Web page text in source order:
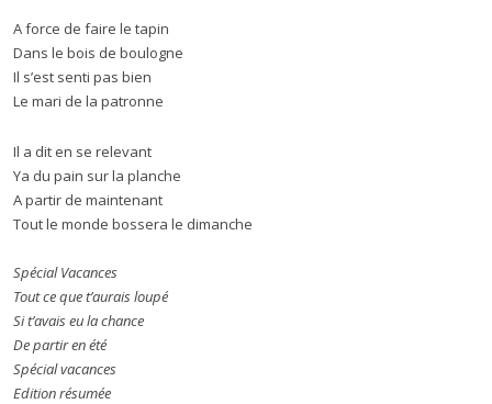
A force de faire le tapin
Dans le bois de boulogne
Il s’est senti pas bien
Le mari de la patronne
Il a dit en se relevant
Ya du pain sur la planche
A partir de maintenant
Tout le monde bossera le dimanche
Spécial Vacances
Tout ce que t’aurais loupé
Si t’avais eu la chance
De partir en été
Spécial vacances
Edition résumée